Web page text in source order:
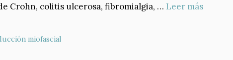
Crohn, colitis ulcerosa, fibromialgia, … Leer más
miofascial